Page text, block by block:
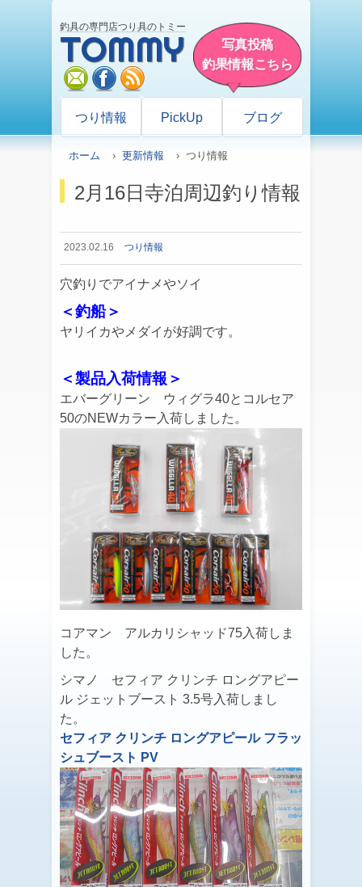
釣具の専門店つり具のトミー
TOMMY
mail facebook
写真投稿
釣果情報こちら
つり情報 PickUp ブログ
ホーム › 更新情報 › つり情報
2月16日寺泊周辺釣り情報
2023.02.16 つり情報
穴釣りでアイナメやソイ
＜釣船＞
ヤリイカやメダイが好調です。
＜製品入荷情報＞
エバーグリーン ウィグラ40とコルセア
50のNEWカラー入荷しました。
コアマン アルカリシャッド75入荷しま
した。
シマノ セフィア クリンチ ロングアピー
ル ジェットブースト 3.5号入荷しまし
た。
セフィア クリンチ ロングアピール フラッ
シュブースト PV